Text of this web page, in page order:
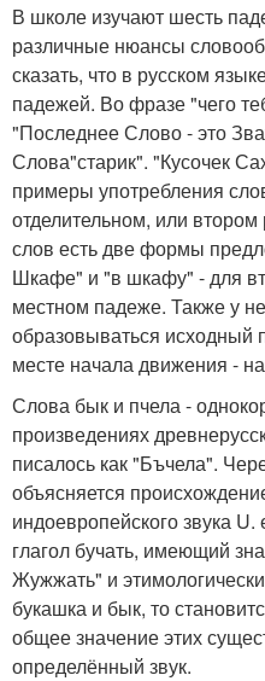
В школе изучают шесть
различные нюансы
сказать, что в русском
падежей. Во фразе "чего
"Последнее Слово - это
Слова"старик". "Кусочек
примеры употребления
отделительном, или
слов есть две формы
Шкафе" и "в шкафу" - для
местном падеже. Также у
образовываться исходный
месте начала движения -
Слова бык и пчела -
произведениях
писалось как "Бъчела".
объясняется
индоевропейского звука
глагол бучать, имеющий
Жужжать" и
букашка и бык, то
общее значение этих
определённый звук.